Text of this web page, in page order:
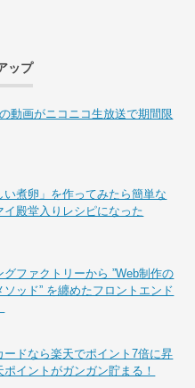
ップ
動画がニコニコ生放送で期間限
い煮卵」を作ってみたら簡単な
イ殿堂入りレシピになった
ファクトリーから ”Web制作の
ソッド” を纏めたフロントエンド
ードなら楽天でポイント7倍に昇
イントがガンガン貯まる！